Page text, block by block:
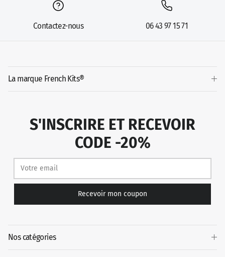
Contactez-nous 06 43 97 15 71
La marque French Kits®
S'INSCRIRE ET RECEVOIR
CODE -20%
Recevoir mon coupon
Nos catégories